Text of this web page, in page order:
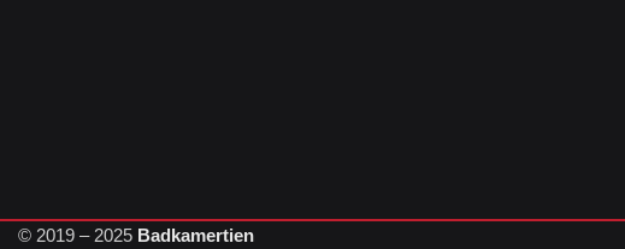
© 2019 – 2025 Badkamertien